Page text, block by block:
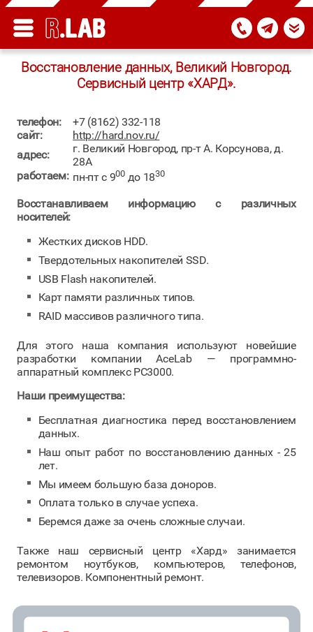
Восстановление данных, Великий Новгород.
Сервисный центр «ХАРД».
телефон:
+7 (8162) 332-118
сайт:
http://hard.nov.ru/
адрес:
г. Великий Новгород, пр-т А. Корсунова, д.
28А
работаем: пн-пт с 900до 1830
Восстанавливаем информацию с различных
носителей:
Жестких дисков HDD.
Твердотельных накопителей SSD.
USB Flash накопителей.
Карт памяти различных типов.
RAID массивов различного типа.
Для этого наша компания используют новейшие
разработки компании AceLab — программно-
аппаратный комплекс PC3000.
Наши преимущества:
Бесплатная диагностика перед восстановлением
данных.
Наш опыт работ по восстановлению данных - 25
лет.
Мы имеем большую база доноров.
Оплата только в случае успеха.
Беремся даже за очень сложные случаи.
Также наш сервисный центр «Хард» занимается
ремонтом ноутбуков, компьютеров, телефонов,
телевизоров. Компонентный ремонт.